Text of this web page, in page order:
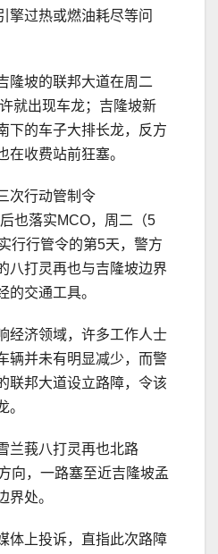
擎过热或燃油耗尽等问
隆坡的联邦大道在周二
就出现车龙；吉隆坡新
下的车子大排长龙，反方
在收费站前狂塞。
次行动管制令
也落实MCO，周二（5
行行管令的第5天，警方
八打灵再也与吉隆坡边界
的交通工具。
经济领域，许多工作人士
辆并未有明显减少，而警
联邦大道设立路障，令该
。
兰莪八打灵再也北路
向，一路塞至近吉隆坡孟
界处。
体上投诉，直指此次路障